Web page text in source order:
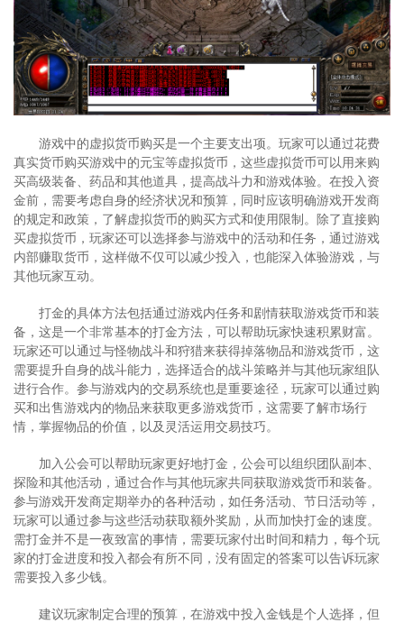
游戏中的虚拟货币购买是一个主要支出项。玩家可以通过花费
真实货币购买游戏中的元宝等虚拟货币，这些虚拟货币可以用来购
买高级装备、药品和其他道具，提高战斗力和游戏体验。在投入资
金前，需要考虑自身的经济状况和预算，同时应该明确游戏开发商
的规定和政策，了解虚拟货币的购买方式和使用限制。除了直接购
买虚拟货币，玩家还可以选择参与游戏中的活动和任务，通过游戏
内部赚取货币，这样做不仅可以减少投入，也能深入体验游戏，与
其他玩家互动。
打金的具体方法包括通过游戏内任务和剧情获取游戏货币和装
备，这是一个非常基本的打金方法，可以帮助玩家快速积累财富。
玩家还可以通过与怪物战斗和狩猎来获得掉落物品和游戏货币，这
需要提升自身的战斗能力，选择适合的战斗策略并与其他玩家组队
进行合作。参与游戏内的交易系统也是重要途径，玩家可以通过购
买和出售游戏内的物品来获取更多游戏货币，这需要了解市场行
情，掌握物品的价值，以及灵活运用交易技巧。
加入公会可以帮助玩家更好地打金，公会可以组织团队副本、
探险和其他活动，通过合作与其他玩家共同获取游戏货币和装备。
参与游戏开发商定期举办的各种活动，如任务活动、节日活动等，
玩家可以通过参与这些活动获取额外奖励，从而加快打金的速度。
需打金并不是一夜致富的事情，需要玩家付出时间和精力，每个玩
家的打金进度和投入都会有所不同，没有固定的答案可以告诉玩家
需要投入多少钱。
建议玩家制定合理的预算，在游戏中投入金钱是个人选择，但